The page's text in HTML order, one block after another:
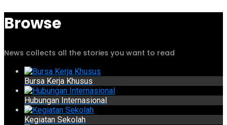
Browse
News collects all the stories you want to read
Bursa Kerja Khusus
Hubungan Internasional
Kegiatan Sekolah